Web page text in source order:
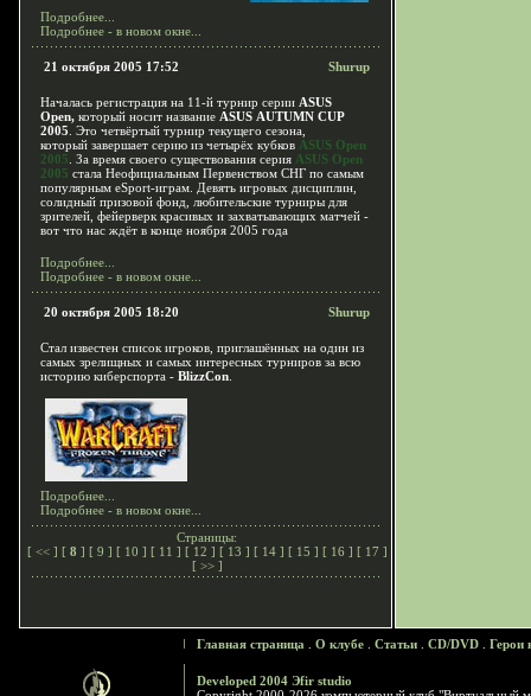
Подробнее...
Подробнее - в новом окне...
21 октября 2005 17:52 Shurup
Началась регистрация на 11-й турнир серии ASUS
Open, который носит название ASUS AUTUMN CUP
2005 . Это четвёртый турнир текущего сезона,
который завершает серию из четырёх кубков ASUS Open
2005 . За время своего существования серия ASUS Open
2005 стала Неофициальным Первенством СНГ по самым
популярным eSport-играм. Девять игровых дисциплин,
солидный призовой фонд, любительские турниры для
зрителей, фейерверк красивых и захватывающих матчей -
вот что нас ждёт в конце ноября 2005 года
Подробнее...
Подробнее - в новом окне...
20 октября 2005 18:20 Shurup
Стал известен список игроков, приглашённых на один из
самых зрелищных и самых интересных турниров за всю
историю киберспорта - BlizzCon
Подробнее...
Подробнее - в новом окне...
Страницы:
[ << ] [ 8 ] [ 9 ] [ 10 ] [ 11 ] [ 12 ] [ 13 ] [ 14 ] [ 15 ] [ 16 ] [ 17 ]
[ >> ]
Главная страница О клубе Статьи CD/DVD Герои
Developed 2004 Эfir studio